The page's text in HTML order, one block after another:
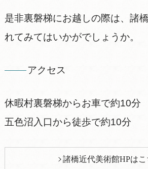
是非裏磐梯にお越しの際は、諸
れてみてはいかがでしょうか。
アクセス
休暇村裏磐梯からお車で約10分
五色沼入口から徒歩で約10分
諸橋近代美術館HPはこ